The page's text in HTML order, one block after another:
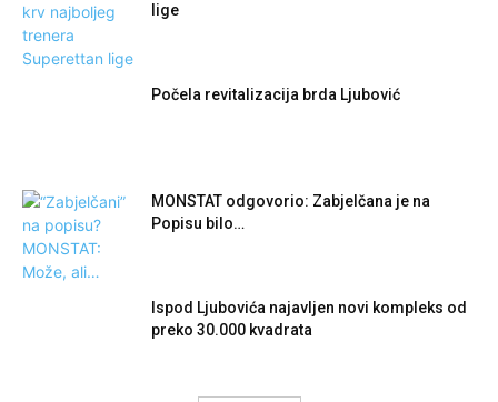
lige
Počela revitalizacija brda Ljubović
MONSTAT odgovorio: Zabjelčana je na
Popisu bilo…
Ispod Ljubovića najavljen novi kompleks od
preko 30.000 kvadrata